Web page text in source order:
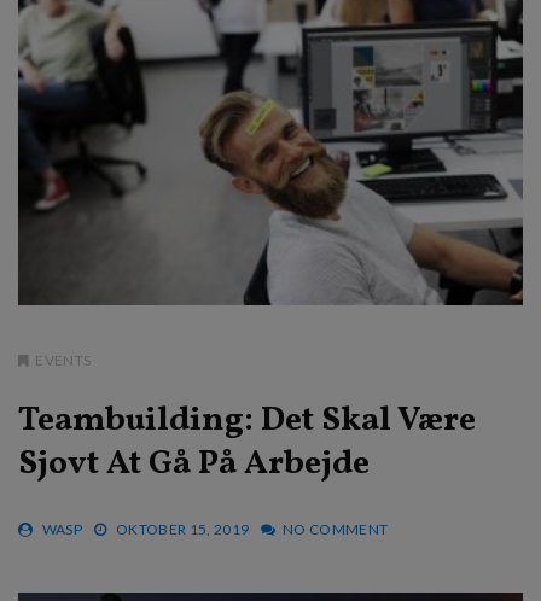
EVENTS
Teambuilding: Det Skal Være
Sjovt At Gå På Arbejde
WASP OKTOBER 15, 2019 NO COMMENT